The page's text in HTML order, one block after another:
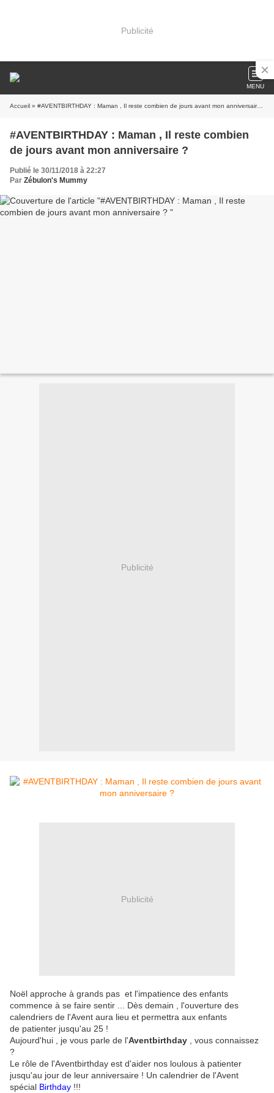
Publicité
MENU
Accueil » #AVENTBIRTHDAY : Maman , Il reste combien de jours avant mon anniversaire ?
#AVENTBIRTHDAY : Maman , Il reste combien
de jours avant mon anniversaire ?
Publié le 30/11/2018 à 22:27
Par Zébulon's Mummy
Publicité
Publicité
Noël approche à grands pas et l'impatience des enfants
commence à se faire sentir ... Dès demain , l'ouverture des
calendriers de l'Avent aura lieu et permettra aux enfants
de patienter jusqu'au 25 !
Aujourd'hui , je vous parle de l'Aventbirthday , vous connaissez
?
Le rôle de l'Aventbirthday est d'aider nos loulous à patienter
jusqu'au jour de leur anniversaire ! Un calendrier de l'Avent
spécial Birthday !!!